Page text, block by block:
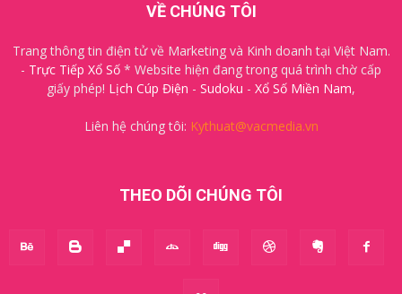
VỀ CHÚNG TÔI
Trang thông tin điện tử về Marketing và Kinh doanh tại Việt Nam.
- Trực Tiếp Xổ Số * Website hiện đang trong quá trình chờ cấp
giấy phép! Lịch Cúp Điện - Sudoku - Xổ Số Miền Nam,
Liên hệ chúng tôi: Kythuat@vacmedia.vn
THEO DÕI CHÚNG TÔI